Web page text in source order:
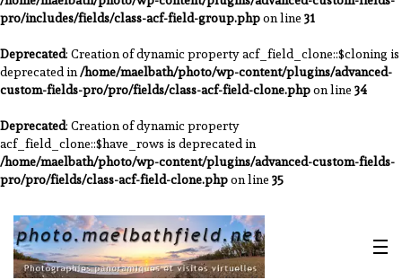
pro/includes/fields/class-acf-field-group.phpon line31
Deprecated: Creation of dynamic property acf_field_clone::$cloning is
deprecated in/home/maelbath/photo/wp-content/plugins/advanced-
custom-fields-pro/pro/fields/class-acf-field-clone.phpon line34
Deprecated: Creation of dynamic property
acf_field_clone::$have_rows is deprecated in
/home/maelbath/photo/wp-content/plugins/advanced-custom-fields-
pro/pro/fields/class-acf-field-clone.phpon line35